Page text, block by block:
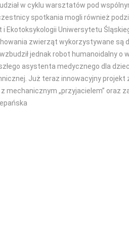
w cyklu warsztatów pod
spotkania mogli również
i Ekotoksykologii Uniwersytetu
zwierząt wykorzystywane są
jednak robot humanoidalny
asystenta medycznego dla
Już teraz innowacyjny
mechanicznym „przyjacielem” oraz